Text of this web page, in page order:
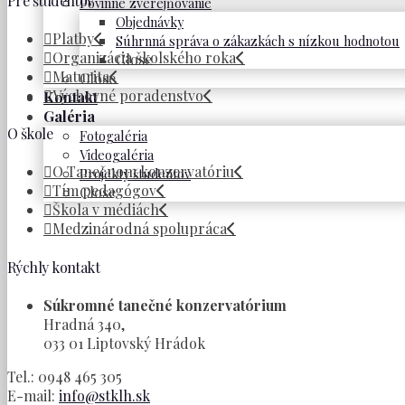
Objednávky
Súhrnná správa o zákazkách s nízkou hodnotou
Close
Close
Kontakt
Galéria
Fotogaléria
Videogaléria
Projekty študentov
Close
Platby
Organizácia školského roka
Maturita
Výchovné poradenstvo
O škole
O Tanečnom konzervatóriu
Tím pedagógov
Škola v médiách
Medzinárodná spolupráca
Rýchly kontakt
Súkromné tanečné konzervatórium
Hradná 340,
033 01 Liptovský Hrádok
Tel.: 0948 465 305
E-mail: info@stklh.sk